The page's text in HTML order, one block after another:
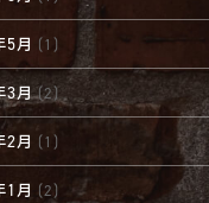
5月 (1)
3月(2)
2月 (1)
1月 (2)